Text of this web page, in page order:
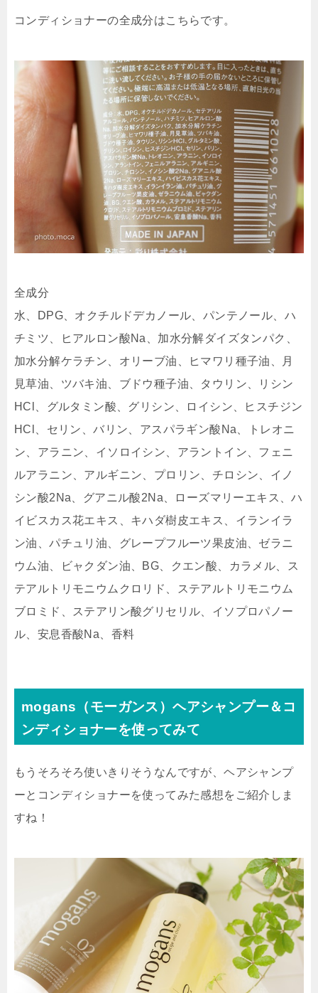
コンディショナーの全成分はこちらです。
全成分
水、DPG、オクチルドデカノール、パンテノール、ハ
チミツ、ヒアルロン酸Na、加水分解ダイズタンパク、
加水分解ケラチン、オリーブ油、ヒマワリ種子油、月
見草油、ツバキ油、ブドウ種子油、タウリン、リシン
HCl、グルタミン酸、グリシン、ロイシン、ヒスチジン
HCl、セリン、バリン、アスパラギン酸Na、トレオニ
ン、アラニン、イソロイシン、アラントイン、フェニ
ルアラニン、アルギニン、プロリン、チロシン、イノ
シン酸2Na、グアニル酸2Na、ローズマリーエキス、ハ
イビスカス花エキス、キハダ樹皮エキス、イランイラ
ン油、パチュリ油、グレープフルーツ果皮油、ゼラニ
ウム油、ビャクダン油、BG、クエン酸、カラメル、ス
テアルトリモニウムクロリド、ステアルトリモニウム
ブロミド、ステアリン酸グリセリル、イソプロパノー
ル、安息香酸Na、香料
mogans（モーガンス）ヘアシャンプー＆コ
ンディショナーを使ってみて
もうそろそろ使いきりそうなんですが、ヘアシャンプ
ーとコンディショナーを使ってみた感想をご紹介しま
すね！